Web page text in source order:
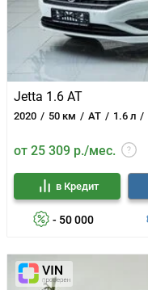
Jetta 1.6 AT
2020 50 км AT 1.6 л
от 25 309 р./мес.
- 50 000
в Кредит